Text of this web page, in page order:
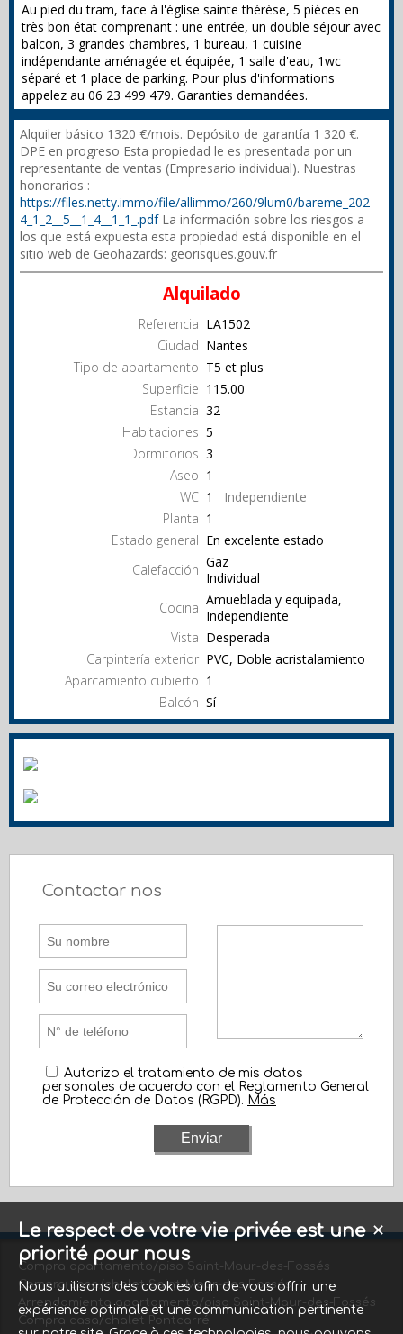
Au pied du tram, face à l'église sainte thérèse, 5 pièces en
très bon état comprenant : une entrée, un double séjour avec
balcon, 3 grandes chambres, 1 bureau, 1 cuisine
indépendante aménagée et équipée, 1 salle d'eau, 1wc
séparé et 1 place de parking. Pour plus d'informations
appelez au 06 23 499 479. Garanties demandées.
Alquiler básico 1320 €/mois. Depósito de garantía 1 320 €.
DPE en progreso Esta propiedad le es presentada por un
representante de ventas (Empresario individual). Nuestras
honorarios :
https://files.netty.immo/file/allimmo/260/9lum0/bareme_202
4_1_2__5__1_4__1_1_.pdfLa información sobre los riesgos a
los que está expuesta esta propiedad está disponible en el
sitio web de Geohazards: georisques.gouv.fr
Alquilado
Referencia LA1502
Ciudad Nantes
Tipo de apartamento T5 et plus
Superficie 115.00
Estancia 32
Habitaciones 5
Dormitorios 3
Aseo 1
WC 1
Independiente
Planta 1
Estado general En excelente estado
Calefacción Gaz
Individual
Cocina Amueblada y equipada,
Independiente
Vista Desperada
Carpintería exterior PVC, Doble acristalamiento
Aparcamiento cubierto 1
Balcón Sí
Contactar nos
Autorizo el tratamiento de mis datos
personales de acuerdo con el Reglamento General
de Protección de Datos (RGPD). Más
Compra apartamento/piso Saint-Maur-des-Fossés
Compra casa/chalet Saint-Maur-des-Fossés
Arrendamiento apartamento/piso Saint-Maur-des-Fossés
Compra casa/chalet Pontcarré
✕
Le respect de votre vie privée est une
priorité pour nous
Nous utilisons des cookies afin de vous offrir une
expérience optimale et une communication pertinente